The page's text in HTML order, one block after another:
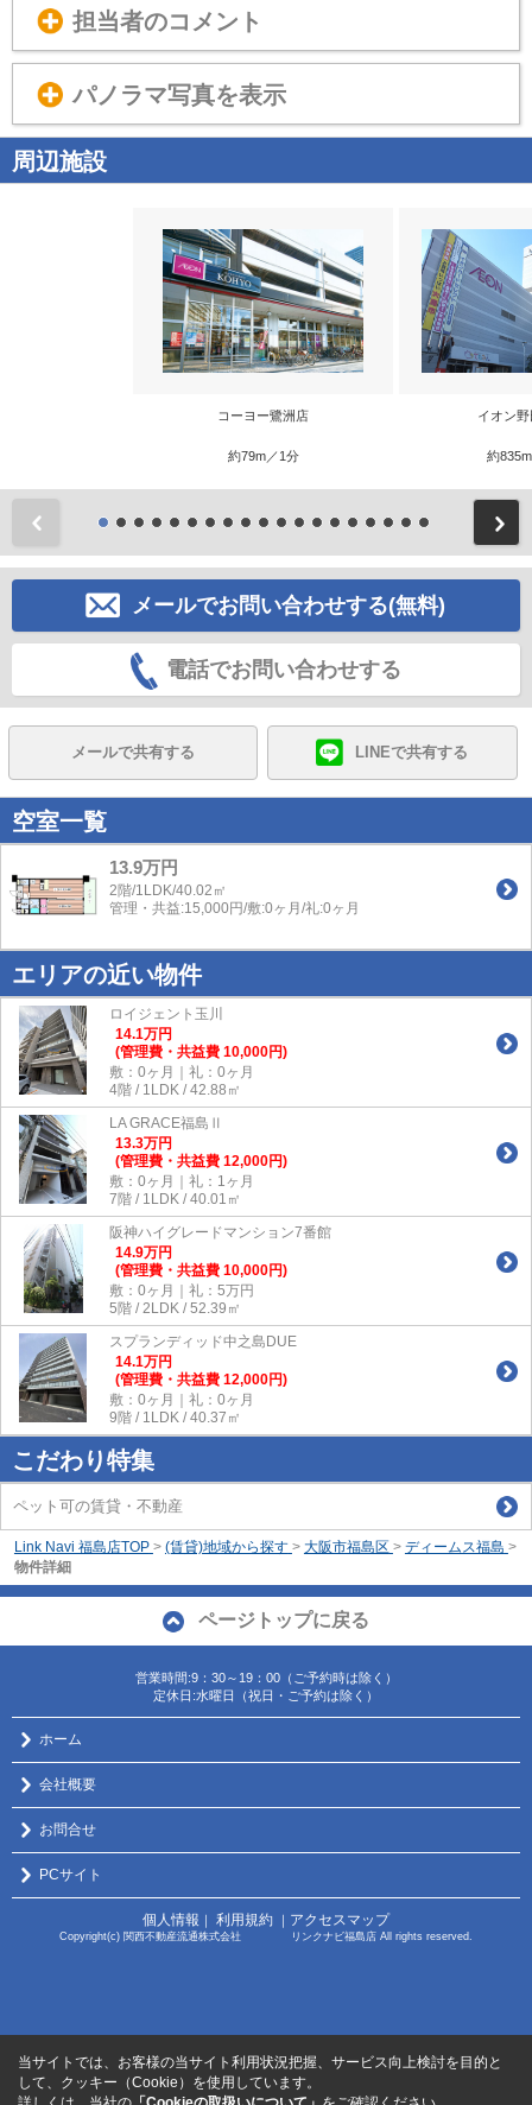
担当者のコメント
パノラマ写真を表示
周辺施設
コーヨー鷺洲店
約79m／1分
イオン
約
メールでお問い合わせする(無料)
電話でお問い合わせする
メールで共有する LINEで共有する
空室一覧
13.9万円
2階/1LDK/40.02㎡
管理・共益:15,000円/敷:0ヶ月/礼:0ヶ月
エリアの近い物件
ロイジェント玉川
14.1万円
(管理費・共益費 10,000円)
敷：0ヶ月｜礼：0ヶ月
4階 / 1LDK / 42.88㎡
LA GRACE福島Ⅱ
13.3万円
(管理費・共益費 12,000円)
敷：0ヶ月｜礼：1ヶ月
7階 / 1LDK / 40.01㎡
阪神ハイグレードマンション7番館
14.9万円
(管理費・共益費 10,000円)
敷：0ヶ月｜礼：5万円
5階 / 2LDK / 52.39㎡
スプランディッド中之島DUE
14.1万円
(管理費・共益費 12,000円)
敷：0ヶ月｜礼：0ヶ月
9階 / 1LDK / 40.37㎡
こだわり特集
ペット可の賃貸・不動産
Link Navi 福島店TOP > (賃貸)地域から探す > 大阪市福島区 > ディームス福島 >
物件詳細
ページトップに戻る
営業時間:9：30～19：00（ご予約時は除く）
定休日:水曜日（祝日・ご予約は除く）
ホーム
会社概要
お問合せ
PCサイト
個人情報 ｜ 利用規約 ｜ アクセスマップ
Copyright(c) 関西不動産流通株式会社 リンクナビ福島店 All rights reserved.
当サイトでは、お客様の当サイト利用状況把握、サービス向上検討を目的と
して、クッキー（Cookie）を使用しています。